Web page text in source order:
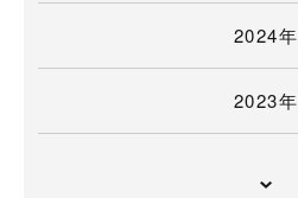
2024年
2023年